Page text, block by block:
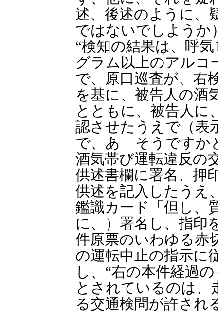
述、後述のように、
ではないでしようか
“検知の結果は、呼
グラム以上のアルコ
で、原口巡査が、右
を基に、被告人の酒
とともに、被告人に
認させたうえで（表
で、あゝそうですか
酒気帯び運転違反の
供述書欄に署名、押
供述を記入したうえ
鑑識カード「但し、
に、）署名し、指印
件原票のいわゆる赤
の運転中止の指示に
し、“右の本件経過
とされているのは、
る交通検問が許され